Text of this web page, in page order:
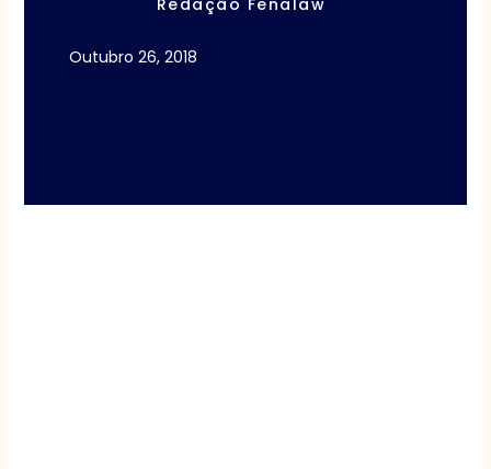
Redação Fenalaw
Outubro 26, 2018